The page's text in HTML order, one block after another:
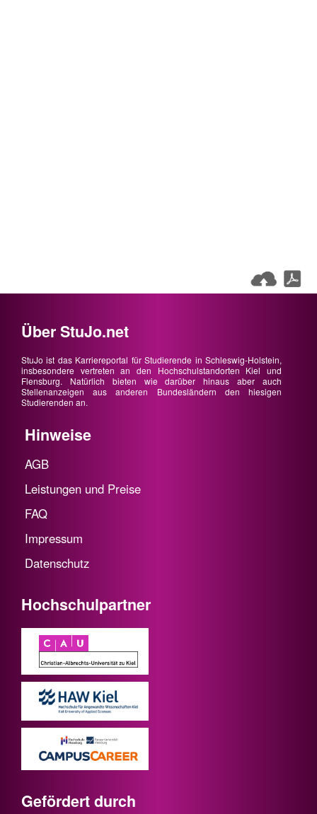
Über StuJo.net
StuJo ist das Karriereportal für Studierende in Schleswig-Holstein,
insbesondere vertreten an den Hochschulstandorten Kiel und
Flensburg. Natürlich bieten wie darüber hinaus aber auch
Stellenanzeigen aus anderen Bundesländern den hiesigen
Studierenden an.
Hinweise
AGB
Leistungen und Preise
FAQ
Impressum
Datenschutz
Hochschulpartner
Gefördert durch